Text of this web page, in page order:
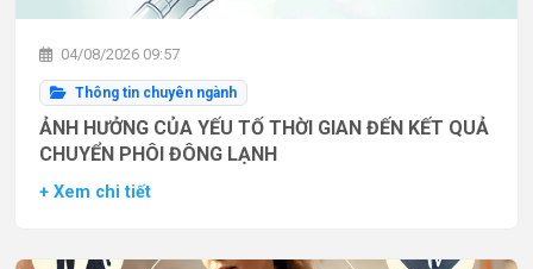
04/08/2026 09:57
Thông tin chuyên ngành
ẢNH HƯỞNG CỦA YẾU TỐ THỜI GIAN ĐẾN KẾT QUẢ
CHUYỂN PHÔI ĐÔNG LẠNH
+ Xem chi tiết